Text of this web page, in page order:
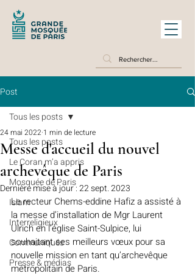
Post
Tous les posts
Le Coran m’a appris
Mosquée de Paris
Islam
Interreligieux
Communiqués
Presse & médias
Tous les posts
Messe d'accueil du nouvel
archevêque de Paris
24 mai 2022 1 min de lecture
Dernière mise à jour :22 sept. 2023
Le recteur Chems-eddine Hafiz a assisté à
la messe d’installation de Mgr Laurent
Ulrich en l’église Saint-Sulpice, lui
souhaitant ses meilleurs vœux pour sa
nouvelle mission en tant qu’archevêque
métropolitain de Paris.